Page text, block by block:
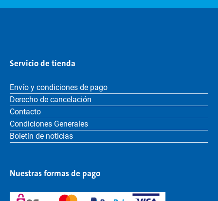
Servicio de tienda
Envío y condiciones de pago
Derecho de cancelación
Contacto
Condiciones Generales
Boletín de noticias
Nuestras formas de pago